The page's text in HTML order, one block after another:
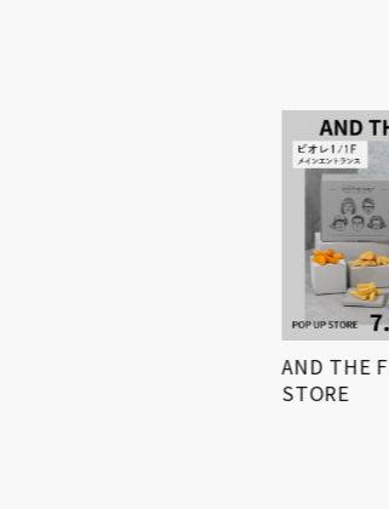
AND THE
STORE